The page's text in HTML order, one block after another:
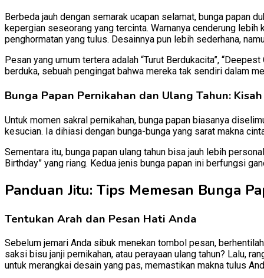
Berbeda jauh dengan semarak ucapan selamat, bunga papan
kepergian seseorang yang tercinta. Warnanya cenderung lebih
penghormatan yang tulus. Desainnya pun lebih sederhana,
Pesan yang umum tertera adalah “Turut Berdukacita”,
berduka, sebuah pengingat bahwa mereka tak sendiri dalam
Bunga Papan Pernikahan dan Ulang Tahun:
Untuk momen sakral pernikahan, bunga papan biasanya
kesucian. Ia dihiasi dengan bunga-bunga yang sarat makna
Sementara itu, bunga papan ulang tahun bisa jauh lebih
Birthday” yang riang. Kedua jenis bunga papan ini berfungsi
Panduan Jitu: Tips Memesan Bunga
Tentukan Arah dan Pesan Hati Anda
Sebelum jemari Anda sibuk menekan tombol pesan,
saksi bisu janji pernikahan, atau perayaan ulang tahun? Lalu,
untuk merangkai desain yang pas, memastikan makna tulus